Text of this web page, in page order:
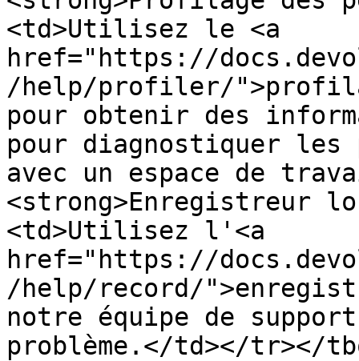
<td>Utilisez le <a
href="https://
/help/profiler/
pour obtenir des
pour diagnostiquer les
avec un espace de
<strong>Enregistreur
<td>Utilisez l'<a
href="https://
/help/record/
notre équipe de
problème.</td></tr></